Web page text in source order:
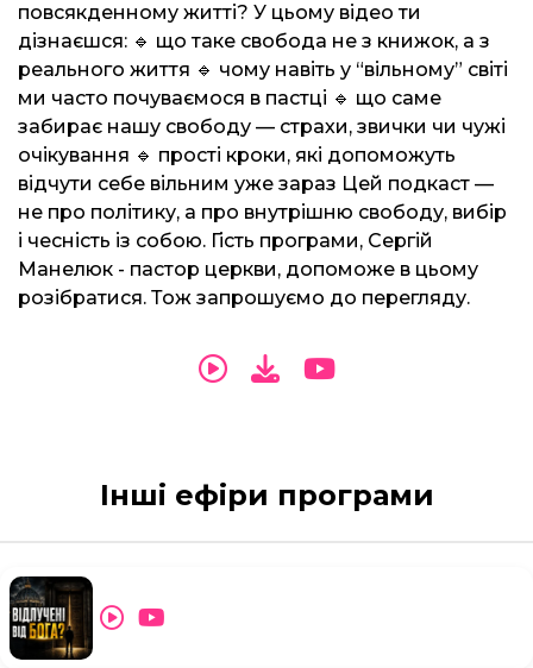
повсякденному житті? У цьому відео ти
дізнаєшся: 🔹 що таке свобода не з книжок, а з
реального життя 🔹 чому навіть у “вільному” світі
ми часто почуваємося в пастці 🔹 що саме
забирає нашу свободу — страхи, звички чи чужі
очікування 🔹 прості кроки, які допоможуть
відчути себе вільним уже зараз Цей подкаст —
не про політику, а про внутрішню свободу, вибір
і чесність із собою. Гість програми, Сергій
Манелюк - пастор церкви, допоможе в цьому
розібратися. Тож запрошуємо до перегляду.
Інші ефіри програми